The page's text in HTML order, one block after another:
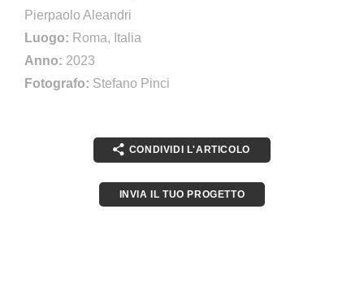
Pierpaolo Aleandri
Luogo: Roma, Italia
Anno: 2023
Fotografo: Stefano Pinci
CONDIVIDI L'ARTICOLO
INVIA IL TUO PROGETTO